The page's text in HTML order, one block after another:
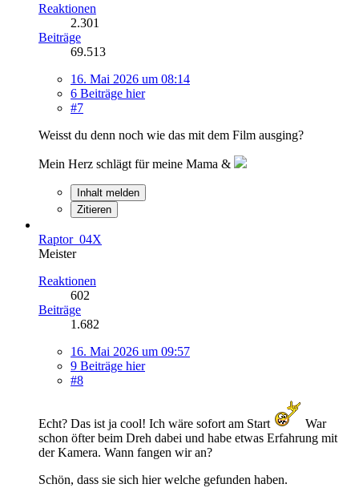
Reaktionen
2.301
Beiträge
69.513
16. Mai 2026 um 08:14
6 Beiträge hier
#7
Weisst du denn noch wie das mit dem Film ausging?
Mein Herz schlägt für meine Mama &
Inhalt melden
Zitieren
Raptor_04X
Meister
Reaktionen
602
Beiträge
1.682
16. Mai 2026 um 09:57
9 Beiträge hier
#8
Echt? Das ist ja cool! Ich wäre sofort am Start
War
schon öfter beim Dreh dabei und habe etwas Erfahrung mit
der Kamera. Wann fangen wir an?
Schön, dass sie sich hier welche gefunden haben.